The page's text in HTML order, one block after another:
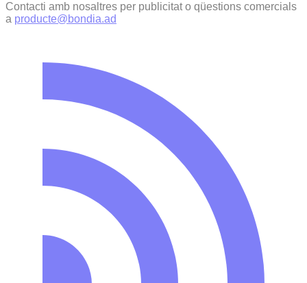
Contacti amb nosaltres per publicitat o qüestions comercials
a producte@bondia.ad